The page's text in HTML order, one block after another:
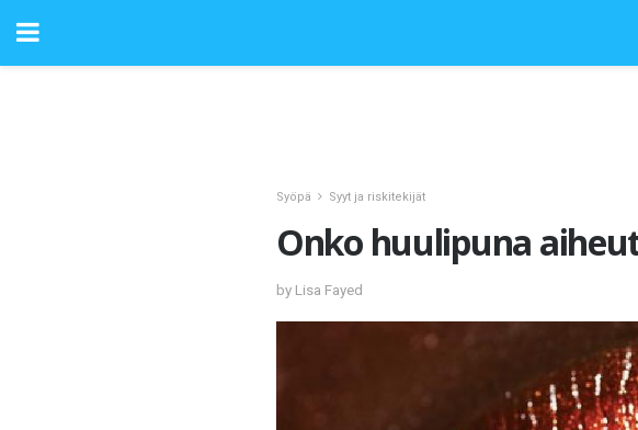
Syöpä Syyt ja riskitekijät
Onko huulipuna
by Lisa Fayed